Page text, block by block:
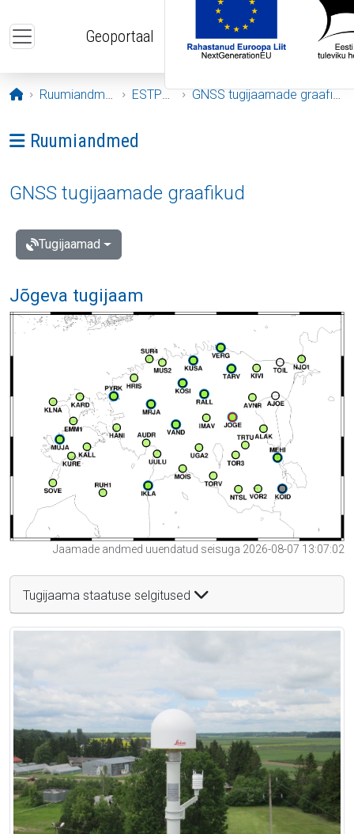
Geoportaal
Avaleht
Ruumiandmed ESTPOS GNSS tugijaamade graafikud
Ava menüü: Ruumiandmed
Ruumiandmed
GNSS tugijaamade graafikud
Tugijaamad
Jõgeva tugijaam
Jaamade andmed uuendatud seisuga 2026-08-07 13:07:02
Tugijaama staatuse selgitused